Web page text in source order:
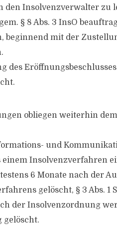
Insolvenzverwalter zu
§ 8 Abs. 3 InsO
beginnend mit der
des
obliegen weiterhin
und
Insolvenzverfahren
6 Monate nach der
gelöscht, § 3 Abs. 1
der Insolvenzordnung
gelöscht.